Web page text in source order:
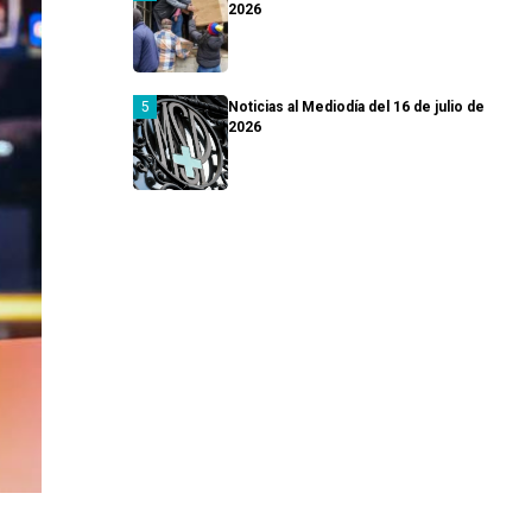
2026
Noticias al Mediodía del 16 de julio de
2026